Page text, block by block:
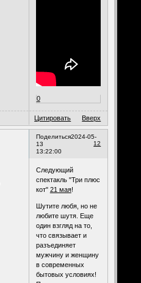
0
Цитировать Вверх
Поделиться
12
2024-05-
13
13:22:00
Следующий
спектакль "Три плюс
кот" 21 мая!
Шутите любя, но не
любите шутя. Еще
один взгляд на то,
что связывает и
разъединяет
мужчину и женщину
в современных
бытовых условиях!